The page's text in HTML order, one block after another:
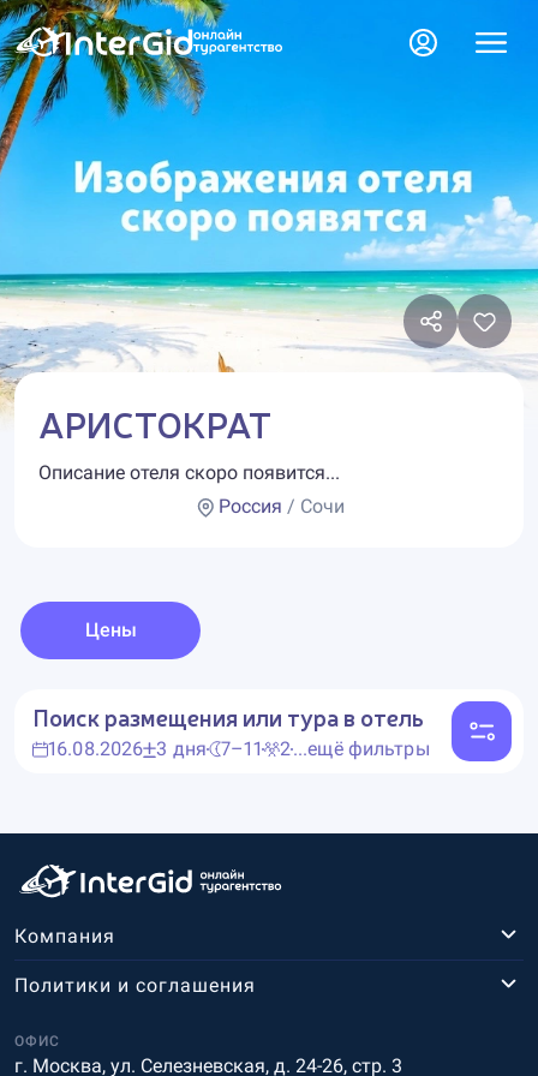
АРИСТОКРАТ
Описание отеля скоро появится...
Россия / Сочи
Цены
Поиск размещения или тура в отель
16.08.2026 3 дня 7–11 2...ещё фильтры
Компания
ОФИС
г. Москва, ул. Селезневская, д. 24-26, стр. 3
Политики и соглашения